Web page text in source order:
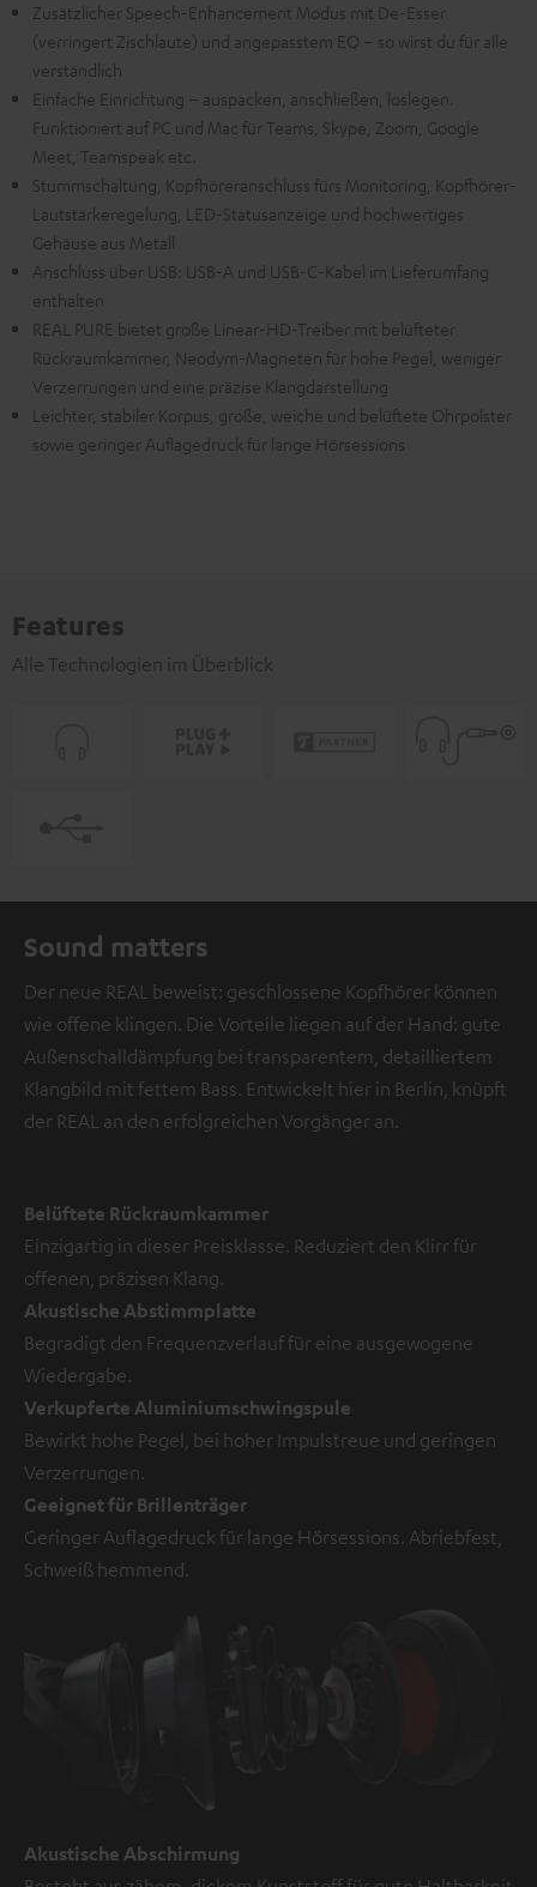
Zusätzlicher Speech-Enhancement Modus mit De-Esser
(verringert Zischlaute) und angepasstem EQ – so wirst du für alle
verständlich
Einfache Einrichtung – auspacken, anschließen, loslegen.
Funktioniert auf PC und Mac für Teams, Skype, Zoom, Google
Meet, Teamspeak etc.
Stummschaltung, Kopfhöreranschluss fürs Monitoring, Kopfhörer-
Lautstärkeregelung, LED-Statusanzeige und hochwertiges
Gehäuse aus Metall
Anschluss über USB: USB-A und USB-C-Kabel im Lieferumfang
enthalten
REAL PURE bietet große Linear-HD-Treiber mit belüfteter
Rückraumkammer, Neodym-Magneten für hohe Pegel, weniger
Verzerrungen und eine präzise Klangdarstellung
Leichter, stabiler Korpus, große, weiche und belüftete Ohrpolster
sowie geringer Auflagedruck für lange Hörsessions
Features
Alle Technologien im Überblick
Sound matters
Der neue REAL beweist: geschlossene Kopfhörer können
wie offene klingen. Die Vorteile liegen auf der Hand: gute
Außenschalldämpfung bei transparentem, detailliertem
Klangbild mit fettem Bass. Entwickelt hier in Berlin, knüpft
der REAL an den erfolgreichen Vorgänger an.
Belüftete Rückraumkammer
Einzigartig in dieser Preisklasse. Reduziert den Klirr für
offenen, präzisen Klang.
Akustische Abstimmplatte
Begradigt den Frequenzverlauf für eine ausgewogene
Wiedergabe.
Verkupferte Aluminiumschwingspule
Bewirkt hohe Pegel, bei hoher Impulstreue und geringen
Verzerrungen.
Geeignet für Brillenträger
Geringer Auflagedruck für lange Hörsessions. Abriebfest,
Schweiß hemmend.
Akustische Abschirmung